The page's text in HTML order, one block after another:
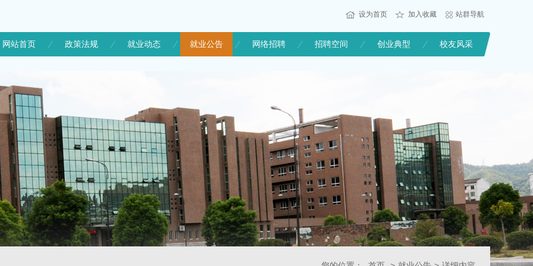
站群导航
设为首页 加入收藏
网站首页 政策法规 就业动态 就业公告 网络招聘 招聘空间 创业典型 校友风采